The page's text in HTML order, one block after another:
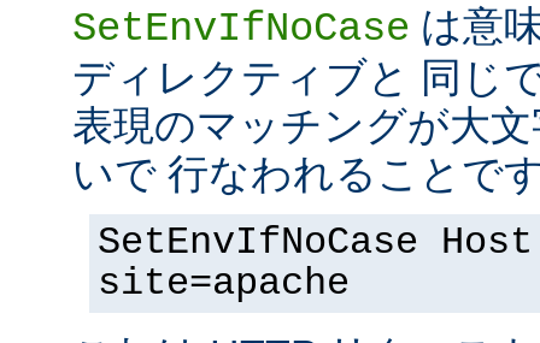
SetEnvIfNoCase は意
ディレクティブと 同じ
表現のマッチングが大
いで 行なわれることで
SetEnvIfNoCase
site=apache